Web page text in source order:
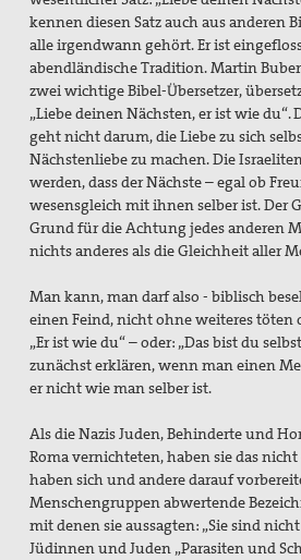
kennen diesen Satz auch aus anderen
alle irgendwann gehört. Er ist
abendländische Tradition. Martin
zwei wichtige Bibel-Übersetzer,
„Liebe deinen Nächsten, er ist wie
geht nicht darum, die Liebe zu sich
Nächstenliebe zu machen. Die
werden, dass der Nächste – egal ob
wesensgleich mit ihnen selber ist. Der
Grund für die Achtung jedes anderen
nichts anderes als die Gleichheit aller
Man kann, man darf also - biblisch
einen Feind, nicht ohne weiteres töten
„Er ist wie du“ – oder: „Das bist du
zunächst erklären, wenn man einen
er nicht wie man selber ist.
Als die Nazis Juden, Behinderte und
Roma vernichteten, haben sie das
haben sich und andere darauf
Menschengruppen abwertende
mit denen sie aussagten: „Sie sind
Jüdinnen und Juden „Parasiten und